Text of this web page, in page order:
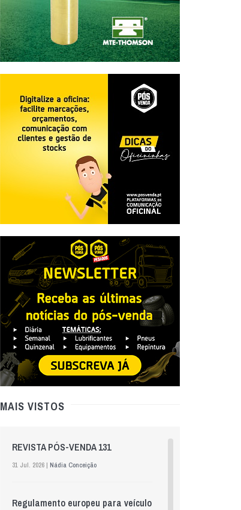
MAIS VISTOS
REVISTA PÓS-VENDA 131
31 Jul. 2026 | Nádia Conceição
Regulamento europeu para veículos